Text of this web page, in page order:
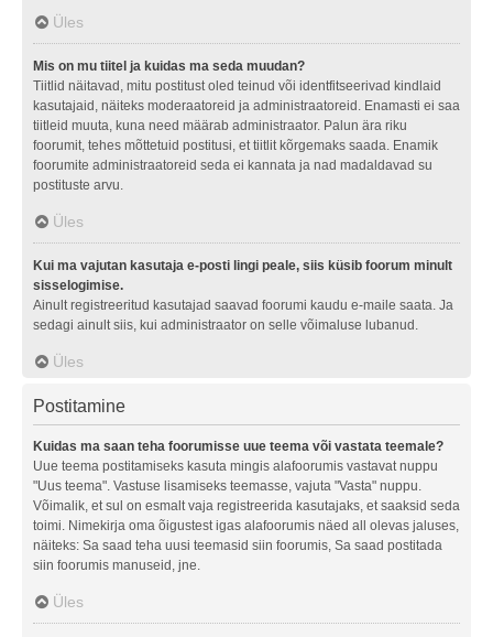
Üles
Mis on mu tiitel ja kuidas ma seda muudan?
Tiitlid näitavad, mitu postitust oled teinud või identfitseerivad kindlaid
kasutajaid, näiteks moderaatoreid ja administraatoreid. Enamasti ei saa
tiitleid muuta, kuna need määrab administraator. Palun ära riku
foorumit, tehes mõttetuid postitusi, et tiitlit kõrgemaks saada. Enamik
foorumite administraatoreid seda ei kannata ja nad madaldavad su
postituste arvu.
Üles
Kui ma vajutan kasutaja e-posti lingi peale, siis küsib foorum minult
sisselogimise.
Ainult registreeritud kasutajad saavad foorumi kaudu e-maile saata. Ja
sedagi ainult siis, kui administraator on selle võimaluse lubanud.
Üles
Postitamine
Kuidas ma saan teha foorumisse uue teema või vastata teemale?
Uue teema postitamiseks kasuta mingis alafoorumis vastavat nuppu
"Uus teema". Vastuse lisamiseks teemasse, vajuta "Vasta" nuppu.
Võimalik, et sul on esmalt vaja registreerida kasutajaks, et saaksid seda
toimi. Nimekirja oma õigustest igas alafoorumis näed all olevas jaluses,
näiteks: Sa saad teha uusi teemasid siin foorumis, Sa saad postitada
siin foorumis manuseid, jne.
Üles